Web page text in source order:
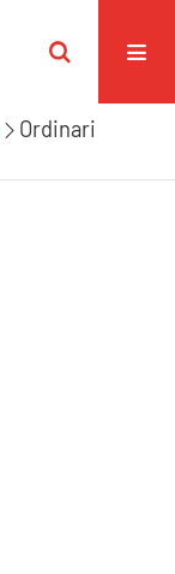
Ordinari